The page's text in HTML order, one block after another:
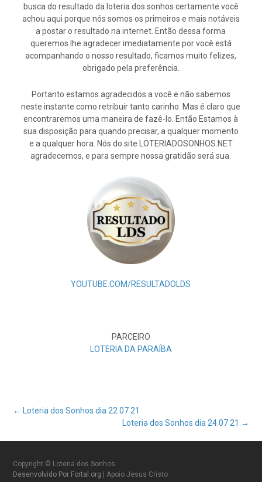
busca do resultado da loteria dos sonhos certamente você
achou aqui porque nós somos os primeiros e mais notáveis
a postar o resultado na internet. Então dessa forma
queremos lhe agradecer imediatamente por você está
acompanhando o nosso resultado, ficamos muito felizes,
obrigado pela preferência.
Portanto estamos agradecidos a você e não sabemos
neste instante como retribuir tanto carinho. Mas é claro que
encontraremos uma maneira de fazê-lo. Então Estamos à
sua disposição para quando precisar, a qualquer momento
e a qualquer hora. Nós do site LOTERIADOSONHOS.NET
agradecemos, e para sempre nossa gratidão será sua.
YOUTUBE.COM/RESULTADOLDS
PARCEIRO
LOTERIA DA PARAÍBA
Post
navigation
← Loteria dos Sonhos dia 22 07 21
Loteria dos Sonhos dia 24 07 21 →
Copyright © Loteria dos Sonhos
Desenvolvido Por Fortal.org
| Apoio Jesus Cristo